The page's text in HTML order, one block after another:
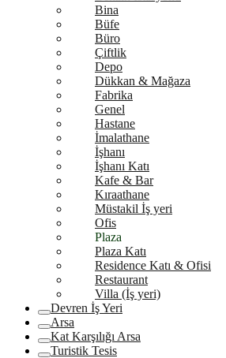
Bina
Büfe
Büro
Çiftlik
Depo
Dükkan & Mağaza
Fabrika
Genel
Hastane
İmalathane
İşhanı
İşhanı Katı
Kafe & Bar
Kıraathane
Müstakil İş yeri
Ofis
Plaza
Plaza Katı
Residence Katı & Ofisi
Restaurant
Villa (İş yeri)
Devren İş Yeri
Arsa
Kat Karşılığı Arsa
Turistik Tesis